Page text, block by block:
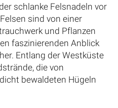
schlanke Felsnadeln vor
sind von einer
und Pflanzen
faszinierenden Anblick
Entlang der Westküste
die von
bewaldeten Hügeln